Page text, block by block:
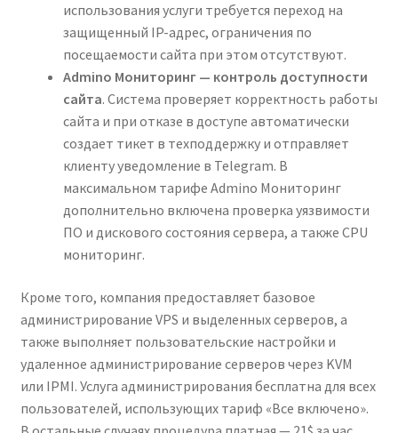
использования услуги требуется переход на
защищенный IP-адрес, ограничения по
посещаемости сайта при этом отсутствуют.
Admino Мониторинг — контроль доступности
сайта. Система проверяет корректность работы
сайта и при отказе в доступе автоматически
создает тикет в техподдержку и отправляет
клиенту уведомление в Telegram. В
максимальном тарифе Admino Мониторинг
дополнительно включена проверка уязвимости
ПО и дискового состояния сервера, а также CPU
мониторинг.
Кроме того, компания предоставляет базовое
администрирование VPS и выделенных серверов, а
также выполняет пользовательские настройки и
удаленное администрирование серверов через KVM
или IPMI. Услуга администрирования бесплатна для всех
пользователей, использующих тариф «Все включено».